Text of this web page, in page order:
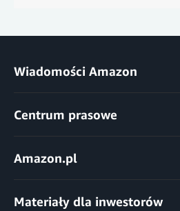
Wiadomości Amazon
Centrum prasowe
Amazon.pl
Materiały dla inwestorów